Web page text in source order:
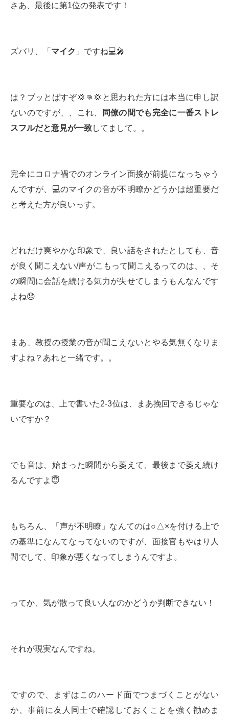
さあ、最後に第1位の発表です！
ズバリ、「 マイク 」ですね💻🎤
は？ブッとばすぞ💢👊💢と思われた方には本当に申し訳
ないのですが、、これ、
同僚の間でも完全に一番ストレ
スフルだと意見が一致してまして。。
完全にコロナ禍でのオンライン面接が前提になっちゃう
んですが、💻のマイクの音が不明瞭かどうかは超重要だ
と考えた方が良いっす。
どれだけ爽やかな印象で、良い話をされたとしても、音
が良く聞こえない/声がこもって聞こえるってのは、、そ
の瞬間に会話を続ける気力が失せてしまうもんなんです
よね😞
まあ、教授の授業の音が聞こえないとやる気無くなりま
すよね？あれと一緒です。。
重要なのは、上で書いた2-3位は、まあ挽回できるじゃな
いですか？
でも音は、始まった瞬間から萎えて、最後まで萎え続け
るんですよ😇
もちろん、「声が不明瞭」なんてのは○△×を付ける上で
の基準になんてなってないのですが、面接官もやはり人
間でして、印象が悪くなってしまうんですよ。
ってか、気が散って良い人なのかどうか判断できない！
それが現実なんですね。
ですので、まずはこのハード面でつまづくことがない
か、事前に友人同士で確認しておくことを強く勧めま